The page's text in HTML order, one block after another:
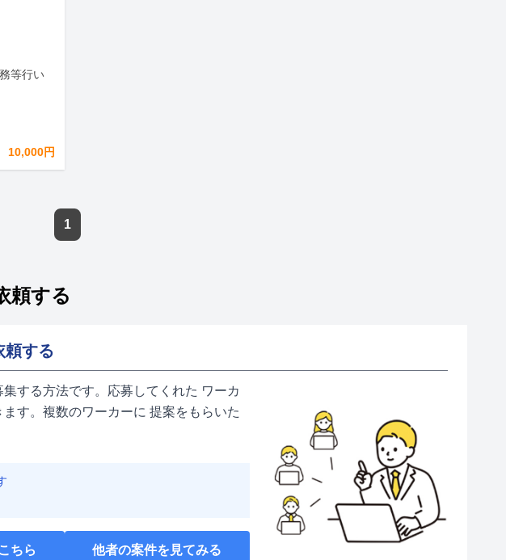
等行い
10,000円
1
頼する
頼する
する方法です。応募してくれた ワーカ
す。複数のワーカーに 提案をもらいた
ちら 他者の案件を見てみる